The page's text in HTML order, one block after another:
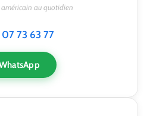
au quotidien
73 63 77